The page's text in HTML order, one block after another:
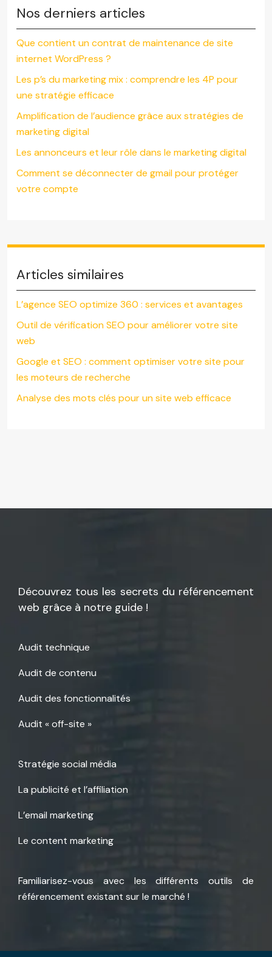
Nos derniers articles
Que contient un contrat de maintenance de site
internet WordPress ?
Les p’s du marketing mix : comprendre les 4P pour
une stratégie efficace
Amplification de l’audience grâce aux stratégies de
marketing digital
Les annonceurs et leur rôle dans le marketing digital
Comment se déconnecter de gmail pour protéger
votre compte
Articles similaires
L’agence SEO optimize 360 : services et avantages
Outil de vérification SEO pour améliorer votre site
web
Google et SEO : comment optimiser votre site pour
les moteurs de recherche
Analyse des mots clés pour un site web efficace
Découvrez tous les secrets du référencement
web grâce à notre guide !
Audit technique
Audit de contenu
Audit des fonctionnalités
Audit « off-site »
Stratégie social média
La publicité et l’affiliation
L’email marketing
Le content marketing
Familiarisez-vous avec les différents outils de
référencement existant sur le marché !